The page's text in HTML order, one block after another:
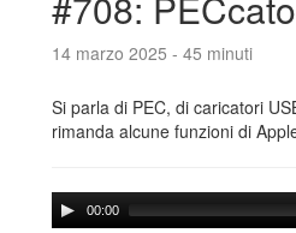
14 marzo 2025 - 45 minuti
Si parla di PEC, di caricatori
rimanda alcune funzioni di
00:00